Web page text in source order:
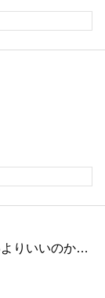
りいいのか…